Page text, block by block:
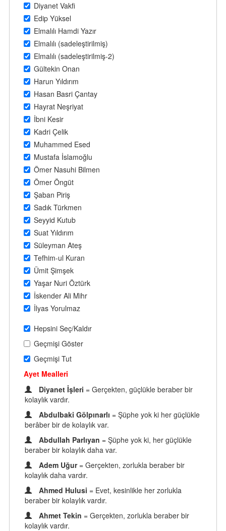
Diyanet Vakfi
Edip Yüksel
Elmalılı Hamdi Yazır
Elmalılı (sadeleştirilmiş)
Elmalılı (sadeleştirilmiş-2)
Gültekin Onan
Harun Yıldırım
Hasan Basri Çantay
Hayrat Neşriyat
İbni Kesir
Kadri Çelik
Muhammed Esed
Mustafa İslamoğlu
Ömer Nasuhi Bilmen
Ömer Öngüt
Şaban Piriş
Sadık Türkmen
Seyyid Kutub
Suat Yıldırım
Süleyman Ateş
Tefhim-ul Kuran
Ümit Şimşek
Yaşar Nuri Öztürk
İskender Ali Mihr
İlyas Yorulmaz
Hepsini Seç/Kaldır
Geçmişi Göster
Geçmişi Tut
Ayet Mealleri
Diyanet İşleri = Gerçekten, güçlükle beraber bir
kolaylık vardır.
Abdulbaki Gölpınarlı = Şüphe yok ki her güçlükle
berâber bir de kolaylık var.
Abdullah Parlıyan = Şüphe yok ki, her güçlükle
beraber bir kolaylık daha var.
Adem Uğur = Gerçekten, zorlukla beraber bir
kolaylık daha vardır.
Ahmed Hulusi = Evet, kesinlikle her zorlukla
beraber bir kolaylık vardır.
Ahmet Tekin = Gerçekten, zorlukla beraber bir
kolaylık vardır.